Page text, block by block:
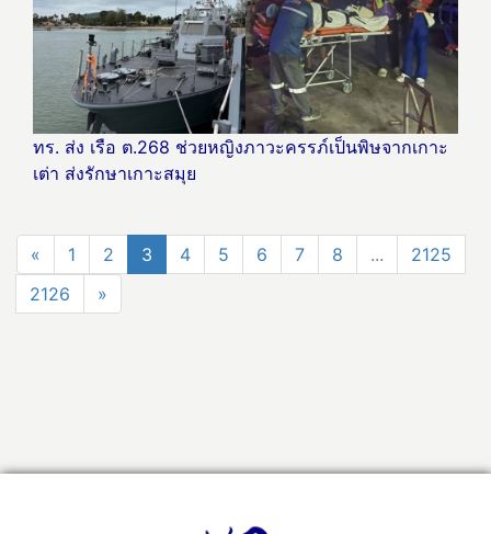
ทร. ส่ง เรือ ต.268 ช่วยหญิงภาวะครรภ์เป็นพิษจากเกาะ
เต่า ส่งรักษาเกาะสมุย
« 1 2 3 4 5 6 7 8 ...
2125
2126
»